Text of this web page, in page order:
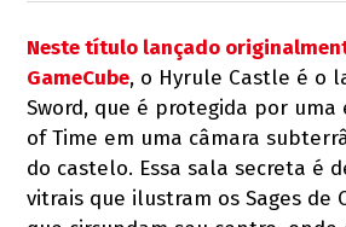
Neste título lançado
GameCube, o Hyrule Castle é o
Sword, que é protegida por uma
of Time em uma câmara
do castelo. Essa sala secreta é
vitrais que ilustram os Sages de